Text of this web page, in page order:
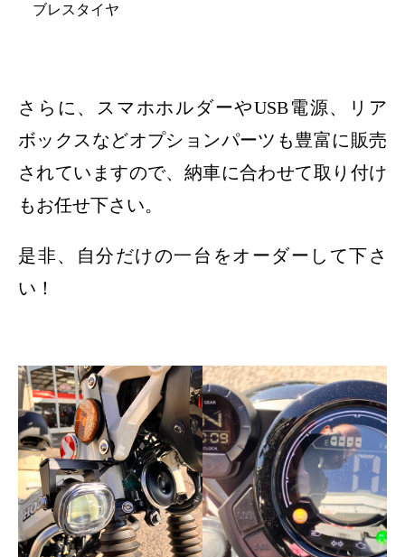
ブレスタイヤ
さらに、スマホホルダーやUSB電源、リア
ボックスなどオプションパーツも豊富に販売
されていますので、納車に合わせて取り付け
もお任せ下さい。
是非、自分だけの一台をオーダーして下さ
い！